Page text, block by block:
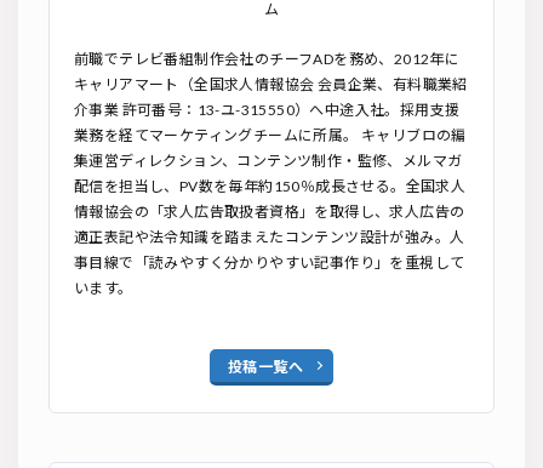
ム
前職でテレビ番組制作会社のチーフADを務め、2012年に
キャリアマート（全国求人情報協会 会員企業、有料職業紹
介事業 許可番号：13-ユ-315550）へ中途入社。採用支援
業務を経てマーケティングチームに所属。 キャリブロの編
集運営ディレクション、コンテンツ制作・監修、メルマガ
配信を担当し、PV数を毎年約150％成長させる。全国求人
情報協会の「求人広告取扱者資格」を取得し、求人広告の
適正表記や法令知識を踏まえたコンテンツ設計が強み。人
事目線で「読みやすく分かりやすい記事作り」を重視して
います。
投稿一覧へ